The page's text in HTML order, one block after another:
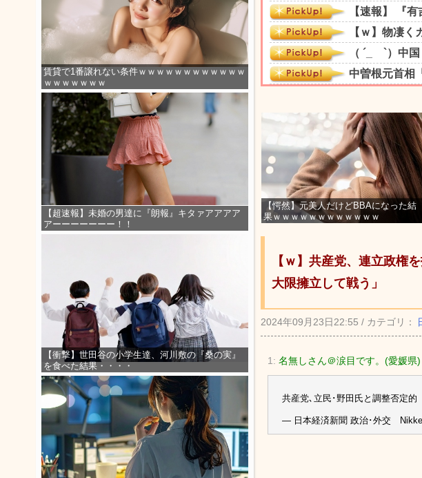
賃貸で1番譲れない条件ｗｗｗｗｗｗｗｗｗｗｗｗ
ｗｗｗｗｗｗｗ
【超速報】未婚の男達に『朗報』キタァアアアア
アーーーーーーー！！
【衝撃】世田谷の小学生達、河川敷の『桑の実』
を食べた結果・・・・
【愕然】元美人だけどBBAになった結
果ｗｗｗｗｗｗｗｗｗｗｗｗ
【ｗ】共産党、連立政権
大限擁立して戦う」
2024年09月23日22:55 / カテゴリ：
1: 名無しさん＠涙目です。(愛媛県)
共産党､立民･野田氏と調整否定的
— 日本経済新聞 政治･外交